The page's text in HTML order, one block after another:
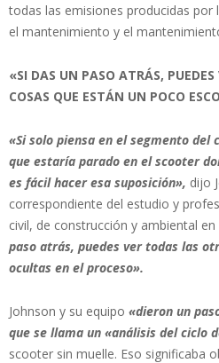
todas las emisiones producidas
el mantenimiento y el
«SI DAS UN PASO ATRÁS,
COSAS QUE ESTÁN UN POCO
«Si solo piensa en el segmento del
que estaría parado en el scooter
es fácil hacer esa suposición», dijo
correspondiente del estudio y
civil, de construcción y ambiental en
paso atrás, puedes ver todas las
ocultas en el proceso».
Johnson y su equipo «dieron un
que se llama un «análisis del ciclo
scooter sin muelle. Eso significaba